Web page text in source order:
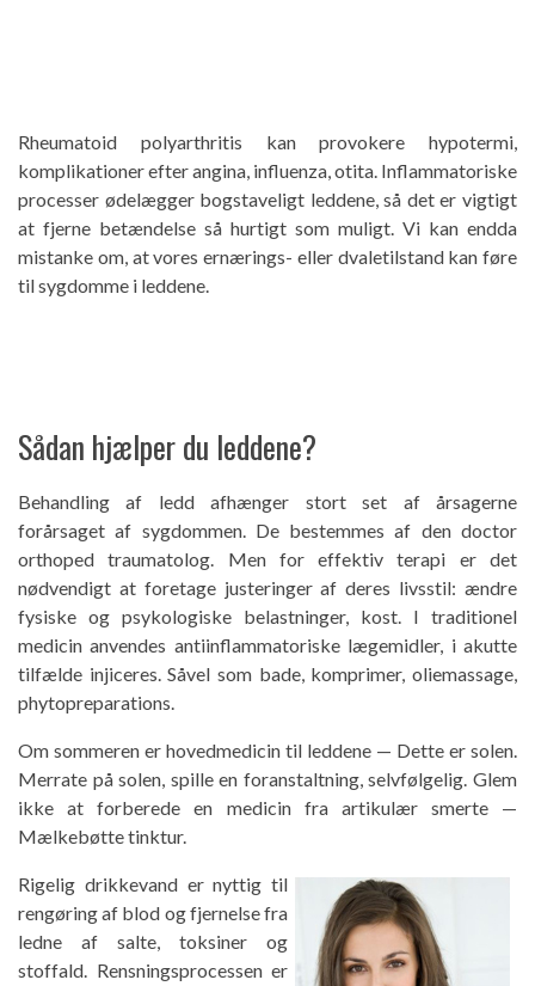
Rheumatoid polyarthritis kan provokere hypotermi,
komplikationer efter angina, influenza, otita. Inflammatoriske
processer ødelægger bogstaveligt leddene, så det er vigtigt
at fjerne betændelse så hurtigt som muligt. Vi kan endda
mistanke om, at vores ernærings- eller dvaletilstand kan føre
til sygdomme i leddene.
Sådan hjælper du leddene?
Behandling af ledd afhænger stort set af årsagerne
forårsaget af sygdommen. De bestemmes af den doctor
orthoped traumatolog. Men for effektiv terapi er det
nødvendigt at foretage justeringer af deres livsstil: ændre
fysiske og psykologiske belastninger, kost. I traditionel
medicin anvendes antiinflammatoriske lægemidler, i akutte
tilfælde injiceres. Såvel som bade, komprimer, oliemassage,
phytopreparations.
Om sommeren er hovedmedicin til leddene — Dette er solen.
Merrate på solen, spille en foranstaltning, selvfølgelig. Glem
ikke at forberede en medicin fra artikulær smerte —
Mælkebøtte tinktur.
Rigelig drikkevand er nyttig til
rengøring af blod og fjernelse fra
ledne af salte, toksiner og
stoffald. Rensningsprocessen er